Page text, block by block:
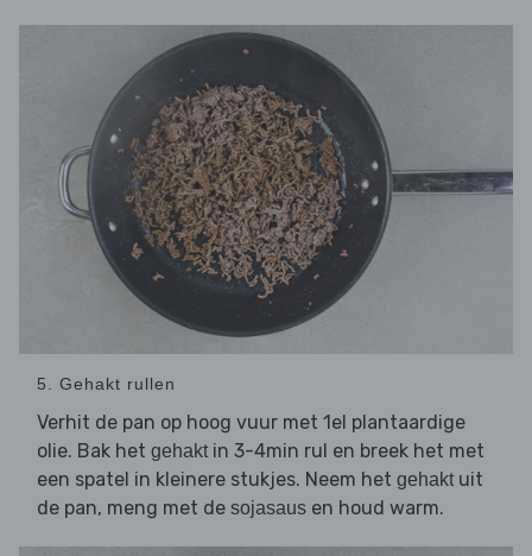
5. Gehakt rullen
Verhit de pan op hoog vuur met 1el plantaardige
olie. Bak het gehaktin 3-4min rul en breek het met
een spatel in kleinere stukjes. Neem het gehaktuit
de pan, meng met de sojasaus en houd warm.